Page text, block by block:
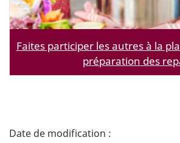
Faites participer les autres à la
préparation des
D